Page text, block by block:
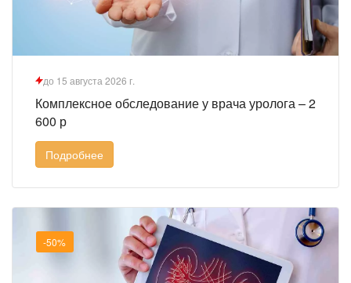
до 15 августа 2026 г.
Комплексное обследование у врача уролога – 2
600 р
Подробнее
-50%